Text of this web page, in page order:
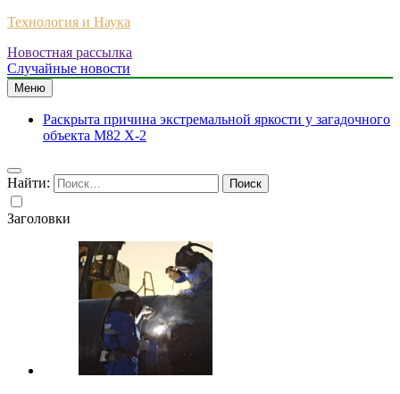
Технология и Наука
Новостная рассылка
Случайные новости
Меню
Раскрыта причина экстремальной яркости у загадочного
объекта M82 X-2
Найти:
Заголовки